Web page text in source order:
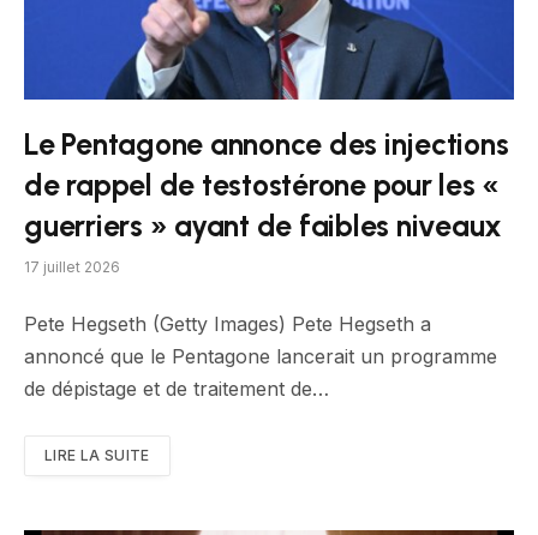
Le Pentagone annonce des injections
de rappel de testostérone pour les «
guerriers » ayant de faibles niveaux
17 juillet 2026
Pete Hegseth (Getty Images) Pete Hegseth a
annoncé que le Pentagone lancerait un programme
de dépistage et de traitement de…
LIRE LA SUITE